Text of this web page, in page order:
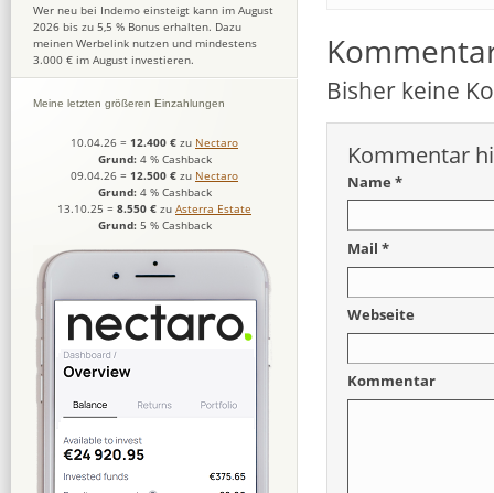
Bisher keine
Kommentar
Name *
Mail *
Webseite
Kommentar
Wer neu bei Indemo einsteigt kann im August
2026 bis zu 5,5 % Bonus erhalten. Dazu
meinen Werbelink nutzen und mindestens
3.000 € im August investieren.
Meine letzten größeren Einzahlungen
10.04.26 = 12.400 € zu Nectaro
Grund: 4 % Cashback
09.04.26 = 12.500 € zu Nectaro
Grund: 4 % Cashback
13.10.25 = 8.550 € zu Asterra Estate
Grund: 5 % Cashback